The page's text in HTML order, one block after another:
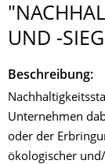
UND -
Beschreibung:
Unternehmen
oder der
ökologischer